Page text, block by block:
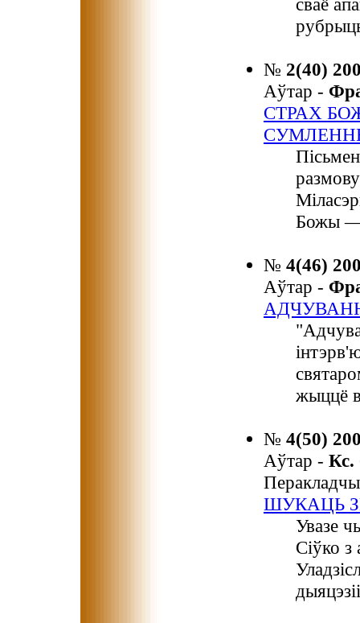
№ 2(40)
Аўтар -
СТРАХ
Божы —
№ 4(46)
Аўтар -
жыццё
№ 4(50)
Аўтар - Кс.
ШУКАЦЬ
Увазе
Сіўко з